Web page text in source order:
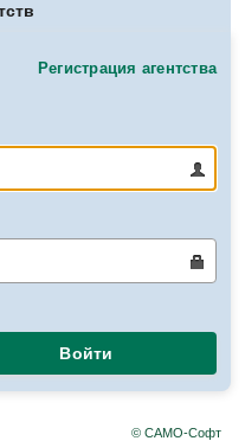
Регистрация агентства
Войти
© САМО-Софт